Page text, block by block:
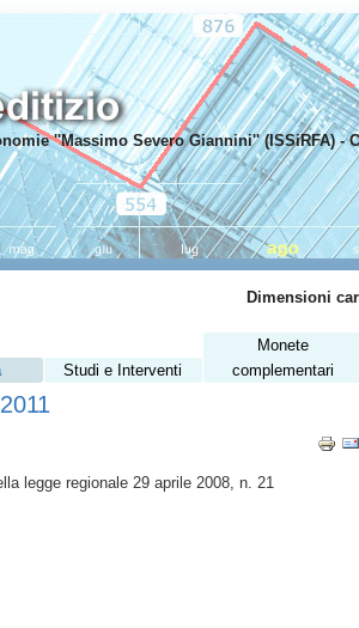
''Massimo Severo Giannini'' (ISSiRFA) -
Dimensioni
Studi e Interventi
Monete
complementari
legge regionale 29 aprile 2008, n.21